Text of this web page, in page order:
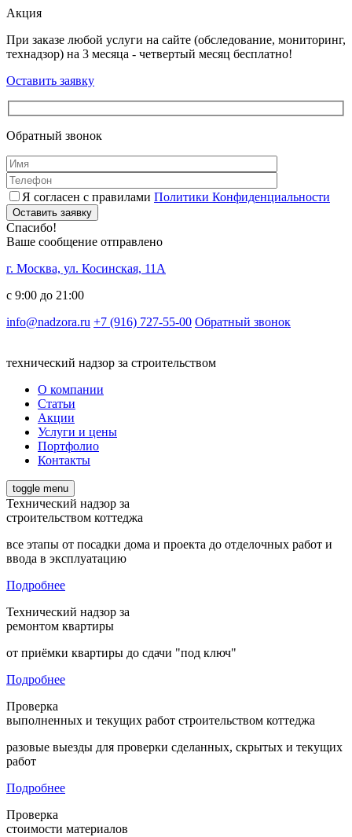
Акция
При заказе любой услуги на сайте (обследование, мониторинг,
технадзор) на 3 месяца - четвертый месяц бесплатно!
Оставить заявку
Обратный звонок
Я согласен с правилами Политики Конфиденциальности
Оставить заявку
Спасибо!
Ваше сообщение отправлено
г. Москва, ул. Косинская, 11А
с 9:00 до 21:00
info@nadzora.ru +7 (916) 727-55-00 Обратный звонок
технический надзор за строительством
О компании
Статьи
Акции
Услуги и цены
Портфолио
Контакты
toggle menu
Технический надзор за
строительством коттеджа
все этапы от посадки дома и проекта до отделочных работ и
ввода в эксплуатацию
Подробнее
Технический надзор за
ремонтом квартиры
от приёмки квартиры до сдачи "под ключ"
Подробнее
Проверка
выполненных и текущих работ строительством коттеджа
разовые выезды для проверки сделанных, скрытых и текущих
работ
Подробнее
Проверка
стоимости материалов